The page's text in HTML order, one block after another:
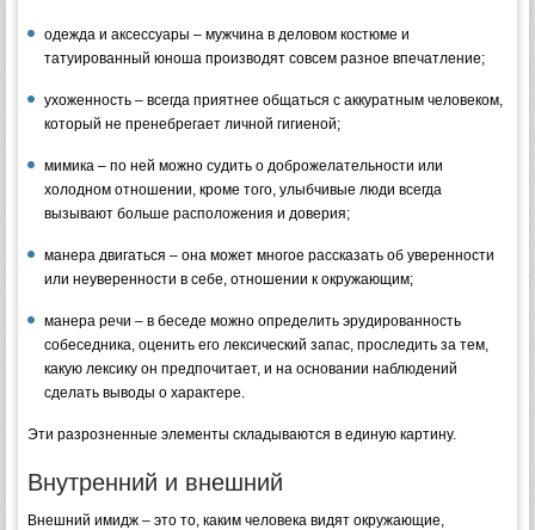
одежда и аксессуары – мужчина в деловом костюме и
татуированный юноша производят совсем разное впечатление;
ухоженность – всегда приятнее общаться с аккуратным человеком,
который не пренебрегает личной гигиеной;
мимика – по ней можно судить о доброжелательности или
холодном отношении, кроме того, улыбчивые люди всегда
вызывают больше расположения и доверия;
манера двигаться – она может многое рассказать об уверенности
или неуверенности в себе, отношении к окружающим;
манера речи – в беседе можно определить эрудированность
собеседника, оценить его лексический запас, проследить за тем,
какую лексику он предпочитает, и на основании наблюдений
сделать выводы о характере.
Эти разрозненные элементы складываются в единую картину.
Внутренний и внешний
Внешний имидж – это то, каким человека видят окружающие,